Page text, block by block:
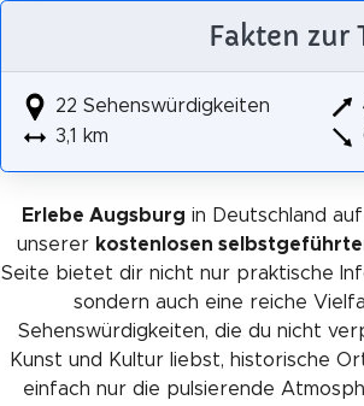
Fakten zur
22 Sehenswürdigkeiten
3,1 km
Erlebe Augsburg in Deutschland
unserer kostenlosen
Seite bietet dir nicht nur praktische
sondern auch eine reiche
Sehenswürdigkeiten, die du nicht
Kunst und Kultur liebst, historische
einfach nur die pulsierende